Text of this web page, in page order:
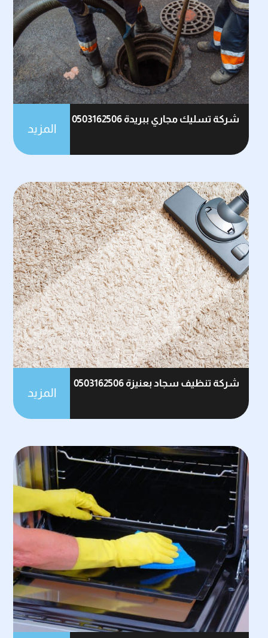
شركة تسليك مجاري ببريدة 0503162506
المزيد
شركة تنظيف سجاد بعنيزة 0503162506
المزيد